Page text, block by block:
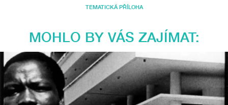
TEMATICKÁ PŘÍLOHA
MOHLO BY VÁS ZAJÍMAT: